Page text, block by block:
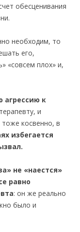
обесценивания
необходим, то
его,
«совсем плох» и,
агрессию к
и
косвенно, в
избегается
не «наестся»
равно
: он же реально
было и